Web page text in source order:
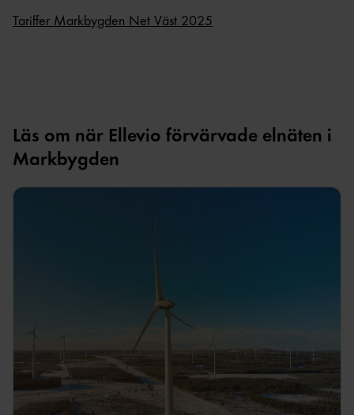
Tariffer Markbygden Net Väst 2025
Läs om när Ellevio förvärvade elnäten i
Markbygden